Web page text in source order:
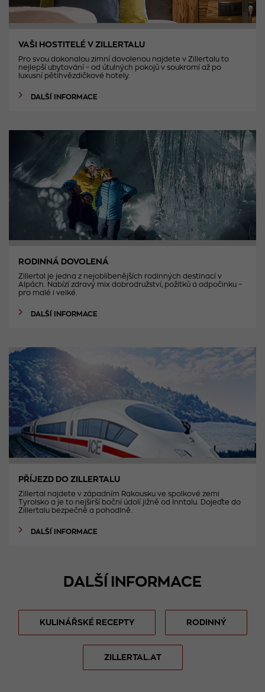
VAŠI HOSTITELÉ V ZILLERTALU
Pro svou dokonalou zimní dovolenou najdete v Zillertalu to
nejlepší ubytování – od útulných pokojů v soukromí až po
luxusní pětihvězdičkové hotely.
DALŠÍ INFORMACE
RODINNÁ DOVOLENÁ
Zillertal je jedna z nejoblíbenějších rodinných destinací v
Alpách. Nabízí zdravý mix dobrodružství, požitků a odpočinku –
pro malé i velké.
DALŠÍ INFORMACE
PŘÍJEZD DO ZILLERTALU
Zillertal najdete v západním Rakousku ve spolkové zemi
Tyrolsko a je to nejširší boční údolí jižně od Inntalu. Dojeďte do
Zillertalu bezpečně a pohodlně.
DALŠÍ INFORMACE
DALŠÍ INFORMACE
KULINÁŘSKÉ RECEPTY RODINNÝ
ZILLERTAL.AT